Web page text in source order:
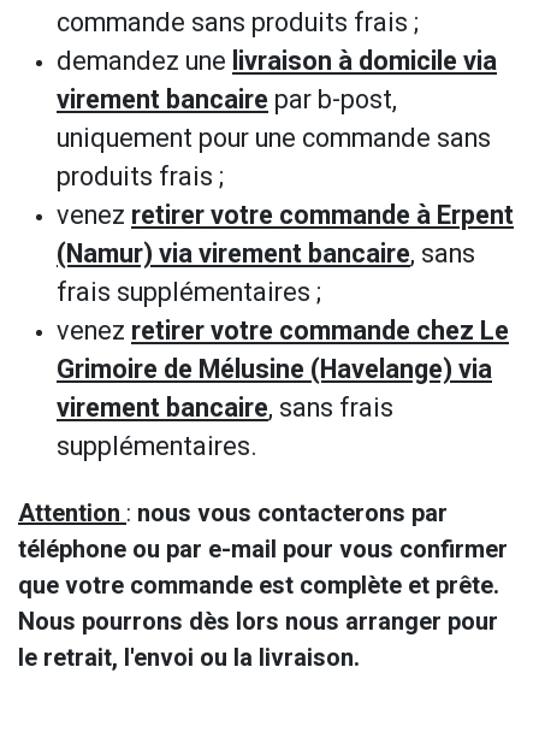
commande sans produits frais ;
demandez une livraison à domicile via
virement bancaire par b-post,
uniquement pour une commande sans
produits frais ;
venez retirer votre commande à Erpent
(Namur) via virement bancaire, sans
frais supplémentaires ;
venez retirer votre commande chez Le
Grimoire de Mélusine (Havelange) via
virement bancaire, sans frais
supplémentaires.
Attention : nous vous contacterons par
téléphone ou par e-mail pour vous confirmer
que votre commande est complète et prête.
Nous pourrons dès lors nous arranger pour
le retrait, l'envoi ou la livraison.